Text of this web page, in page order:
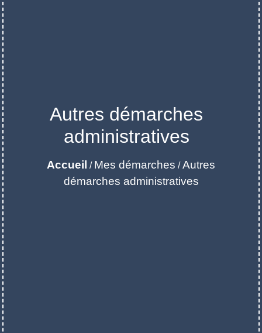
Autres démarches
administratives
Accueil / Mes démarches /Autres
démarches administratives